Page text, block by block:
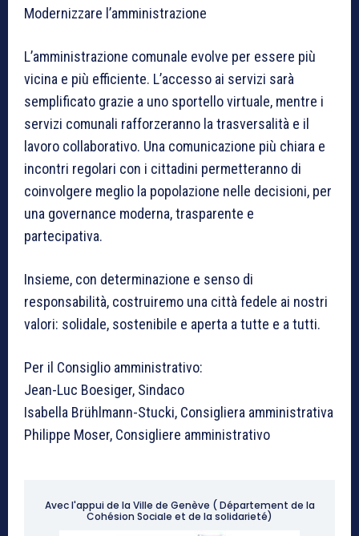
Modernizzare l’amministrazione
L’amministrazione comunale evolve per essere più
vicina e più efficiente. L’accesso ai servizi sarà
semplificato grazie a uno sportello virtuale, mentre i
servizi comunali rafforzeranno la trasversalità e il
lavoro collaborativo. Una comunicazione più chiara e
incontri regolari con i cittadini permetteranno di
coinvolgere meglio la popolazione nelle decisioni, per
una governance moderna, trasparente e
partecipativa.
Insieme, con determinazione e senso di
responsabilità, costruiremo una città fedele ai nostri
valori: solidale, sostenibile e aperta a tutte e a tutti.
Per il Consiglio amministrativo:
Jean-Luc Boesiger, Sindaco
Isabella Brühlmann-Stucki, Consigliera amministrativa
Philippe Moser, Consigliere amministrativo
Avec l'appui de la Ville de Genève ( Département de la
Cohésion Sociale et de la solidarieté)